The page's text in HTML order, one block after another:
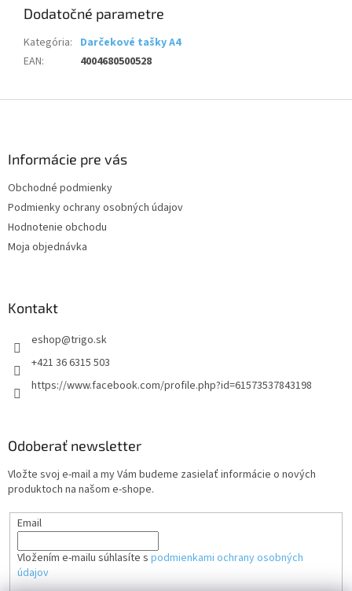
Dodatočné parametre
Kategória: Darčekové tašky A4
EAN: 4004680500528
Informácie pre vás
Obchodné podmienky
Podmienky ochrany osobných údajov
Hodnotenie obchodu
Moja objednávka
Kontakt
eshop@trigo.sk
+421 36 6315 503
https://www.facebook.com/profile.php?id=61573537843198
Odoberať newsletter
Vložte svoj e-mail a my Vám budeme zasielať informácie o nových
produktoch na našom e-shope.
Email
Vložením e-mailu súhlasíte s podmienkami ochrany osobných
údajov